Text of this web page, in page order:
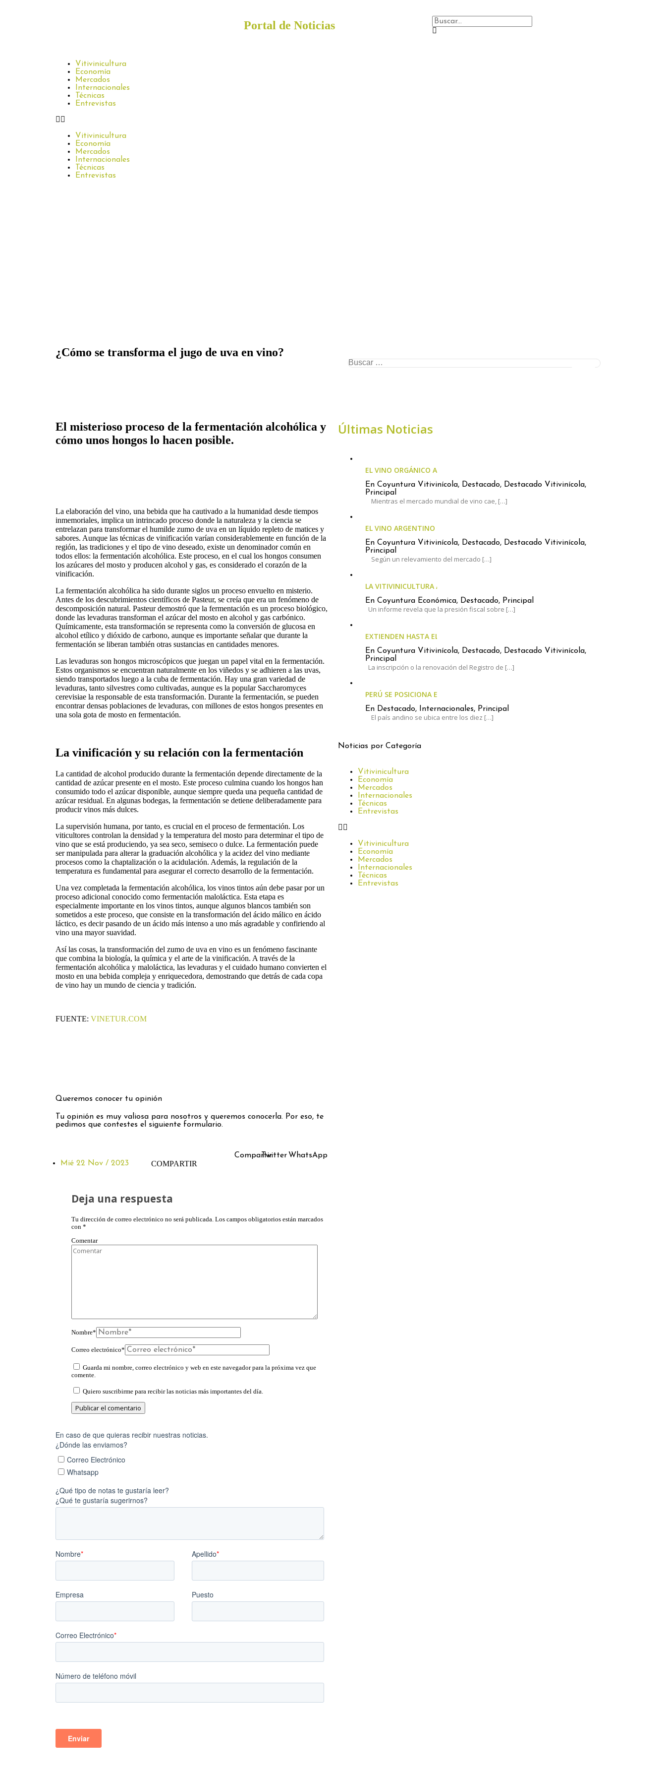
Portal de Noticias
Vitivinicultura
Economía
Mercados
Internacionales
Técnicas
Entrevistas
Vitivinicultura
Economía
Mercados
Internacionales
Técnicas
Entrevistas
¿Cómo se transforma el jugo de uva en vino?
El misterioso proceso de la fermentación alcohólica y
cómo unos hongos lo hacen posible.
La elaboración del vino, una bebida que ha cautivado a la humanidad desde tiempos
inmemoriales, implica un intrincado proceso donde la naturaleza y la ciencia se
entrelazan para transformar el humilde zumo de uva en un líquido repleto de matices y
sabores. Aunque las técnicas de vinificación varían considerablemente en función de la
región, las tradiciones y el tipo de vino deseado, existe un denominador común en
todos ellos: la fermentación alcohólica. Este proceso, en el cual los hongos consumen
los azúcares del mosto y producen alcohol y gas, es considerado el corazón de la
vinificación.
La fermentación alcohólica ha sido durante siglos un proceso envuelto en misterio.
Antes de los descubrimientos científicos de Pasteur, se creía que era un fenómeno de
descomposición natural. Pasteur demostró que la fermentación es un proceso biológico,
donde las levaduras transforman el azúcar del mosto en alcohol y gas carbónico.
Químicamente, esta transformación se representa como la conversión de glucosa en
alcohol etílico y dióxido de carbono, aunque es importante señalar que durante la
fermentación se liberan también otras sustancias en cantidades menores.
Las levaduras son hongos microscópicos que juegan un papel vital en la fermentación.
Estos organismos se encuentran naturalmente en los viñedos y se adhieren a las uvas,
siendo transportados luego a la cuba de fermentación. Hay una gran variedad de
levaduras, tanto silvestres como cultivadas, aunque es la popular Saccharomyces
cerevisiae la responsable de esta transformación. Durante la fermentación, se pueden
encontrar densas poblaciones de levaduras, con millones de estos hongos presentes en
una sola gota de mosto en fermentación.
La vinificación y su relación con la fermentación
La cantidad de alcohol producido durante la fermentación depende directamente de la
cantidad de azúcar presente en el mosto. Este proceso culmina cuando los hongos han
consumido todo el azúcar disponible, aunque siempre queda una pequeña cantidad de
azúcar residual. En algunas bodegas, la fermentación se detiene deliberadamente para
producir vinos más dulces.
La supervisión humana, por tanto, es crucial en el proceso de fermentación. Los
viticultores controlan la densidad y la temperatura del mosto para determinar el tipo de
vino que se está produciendo, ya sea seco, semiseco o dulce. La fermentación puede
ser manipulada para alterar la graduación alcohólica y la acidez del vino mediante
procesos como la chaptalización o la acidulación. Además, la regulación de la
temperatura es fundamental para asegurar el correcto desarrollo de la fermentación.
Una vez completada la fermentación alcohólica, los vinos tintos aún debe pasar por un
proceso adicional conocido como fermentación maloláctica. Esta etapa es
especialmente importante en los vinos tintos, aunque algunos blancos también son
sometidos a este proceso, que consiste en la transformación del ácido málico en ácido
láctico, es decir pasando de un ácido más intenso a uno más agradable y confiriendo al
vino una mayor suavidad.
Así las cosas, la transformación del zumo de uva en vino es un fenómeno fascinante
que combina la biología, la química y el arte de la vinificación. A través de la
fermentación alcohólica y maloláctica, las levaduras y el cuidado humano convierten el
mosto en una bebida compleja y enriquecedora, demostrando que detrás de cada copa
de vino hay un mundo de ciencia y tradición.
FUENTE: VINETUR.COM
Queremos conocer tu opinión
Tu opinión es muy valiosa para nosotros y queremos conocerla. Por eso, te
pedimos que contestes el siguiente formulario.
Mié 22 Nov / 2023 COMPARTIR
CompartirTwitter WhatsApp
Deja una respuesta
Tu dirección de correo electrónico no será publicada. Los campos obligatorios están marcados
con *
Comentar
Nombre*
Correo electrónico*
Guarda mi nombre, correo electrónico y web en este navegador para la próxima vez que
comente.
Quiero suscribirme para recibir las noticias más importantes del día.
Últimas Noticias
EL VINO ORGÁNICO ARGENTINO CRECE A CONTRAMANO DEL CONSUMO GLOBAL
En Coyuntura Vitivinícola, Destacado, Destacado Vitivinícola,
Principal
Mientras el mercado mundial de vino cae, […]
EL VINO ARGENTINO AUMENTÓ MENOS QUE LA INFLACIÓN
En Coyuntura Vitivinícola, Destacado, Destacado Vitivinícola,
Principal
Según un relevamiento del mercado […]
LA VITIVINICULTURA ARGENTINA, AL LÍMITE: EL ESTADO SE LLEVA EL 62% DE SUS
En Coyuntura Económica, Destacado, Principal
Un informe revela que la presión fiscal sobre […]
EXTIENDEN HASTA EL 30 DE JUNIO EL PLAZO PARA ACTUALIZAR EL RUT-SIA
En Coyuntura Vitivinícola, Destacado, Destacado Vitivinícola,
Principal
La inscripción o la renovación del Registro de […]
PERÚ SE POSICIONA ENTRE LOS LÍDERES MUNDIALES EN UVA DE MESA CON UN
En Destacado, Internacionales, Principal
El país andino se ubica entre los diez […]
Noticias por Categoría
Vitivinicultura
Economía
Mercados
Internacionales
Técnicas
Entrevistas
Vitivinicultura
Economía
Mercados
Internacionales
Técnicas
Entrevistas